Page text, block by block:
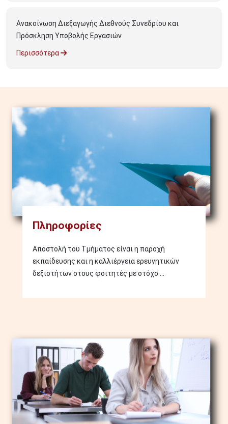
Ανακοίνωση Διεξαγωγής Διεθνούς Συνεδρίου και
Πρόσκληση Υποβολής Εργασιών
Περισσότερα
Image
Πληροφορίες
Αποστολή του Τμήματος είναι η παροχή
εκπαίδευσης και η καλλιέργεια ερευνητικών
δεξιοτήτων στους φοιτητές με στόχο ...